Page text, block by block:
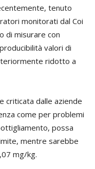
tenuto
monitorati dal Coi
di misurare con
valori di
ridotto a
criticata dalle aziende
come per problemi
possa
mentre sarebbe
mg/kg.